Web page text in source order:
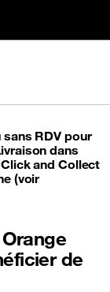
RDV pour
dans
and Collect
(voir
de